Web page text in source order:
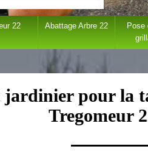
22 Abattage Arbre 22
Pose
pour la
Tregomeur